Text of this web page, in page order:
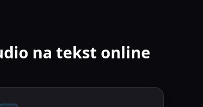
na tekst online